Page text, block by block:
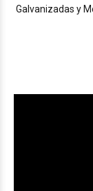
Galvanizadas y